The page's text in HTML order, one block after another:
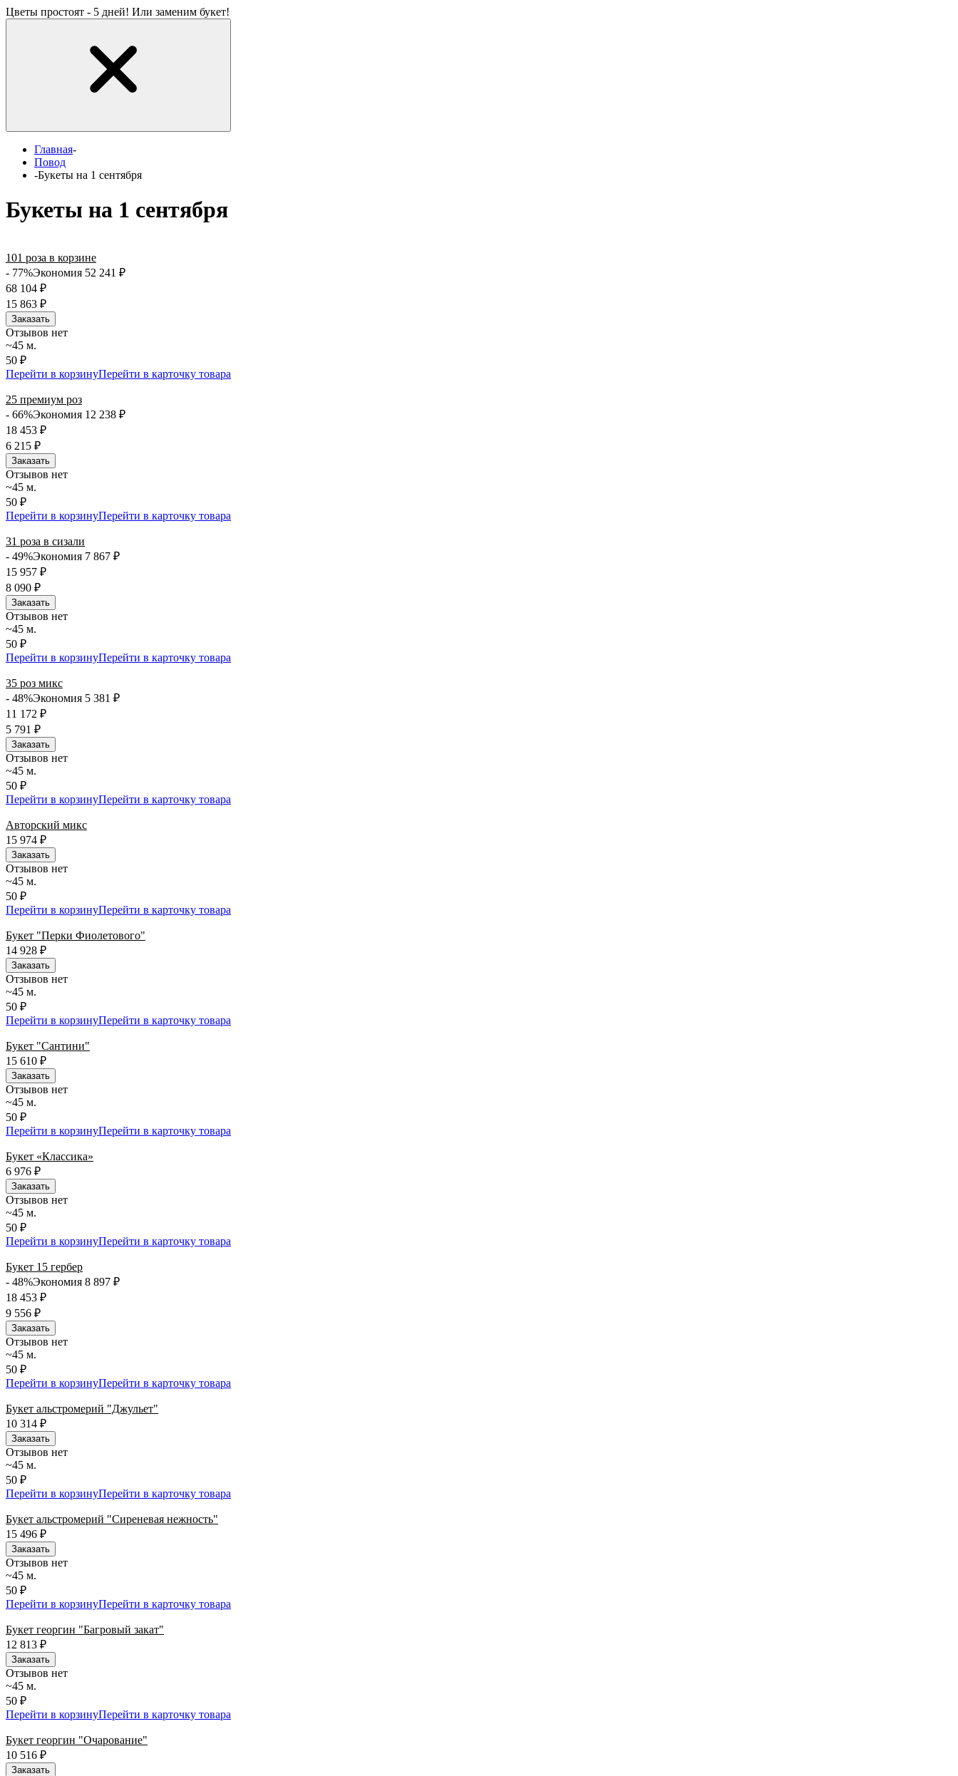
Цветы простоят - 5 дней! Или заменим букет!
Главная-
Повод
-Букеты на 1 сентября
Букеты на 1 сентября
101 роза в корзине
- 77%Экономия 52 241 ₽
68 104 ₽
15 863 ₽
Заказать
Отзывов нет
~45 м.
50 ₽
Перейти в корзинуПерейти в карточку товара
25 премиум роз
- 66%Экономия 12 238 ₽
18 453 ₽
6 215 ₽
Заказать
Отзывов нет
~45 м.
50 ₽
Перейти в корзинуПерейти в карточку товара
31 роза в сизали
- 49%Экономия 7 867 ₽
15 957 ₽
8 090 ₽
Заказать
Отзывов нет
~45 м.
50 ₽
Перейти в корзинуПерейти в карточку товара
35 роз микс
- 48%Экономия 5 381 ₽
11 172 ₽
5 791 ₽
Заказать
Отзывов нет
~45 м.
50 ₽
Перейти в корзинуПерейти в карточку товара
Авторский микс
15 974 ₽
Заказать
Отзывов нет
~45 м.
50 ₽
Перейти в корзинуПерейти в карточку товара
Букет "Перки Фиолетового"
14 928 ₽
Заказать
Отзывов нет
~45 м.
50 ₽
Перейти в корзинуПерейти в карточку товара
Букет "Сантини"
15 610 ₽
Заказать
Отзывов нет
~45 м.
50 ₽
Перейти в корзинуПерейти в карточку товара
Букет «Классика»
6 976 ₽
Заказать
Отзывов нет
~45 м.
50 ₽
Перейти в корзинуПерейти в карточку товара
Букет 15 гербер
- 48%Экономия 8 897 ₽
18 453 ₽
9 556 ₽
Заказать
Отзывов нет
~45 м.
50 ₽
Перейти в корзинуПерейти в карточку товара
Букет альстромерий "Джульет"
10 314 ₽
Заказать
Отзывов нет
~45 м.
50 ₽
Перейти в корзинуПерейти в карточку товара
Букет альстромерий "Сиреневая нежность"
15 496 ₽
Заказать
Отзывов нет
~45 м.
50 ₽
Перейти в корзинуПерейти в карточку товара
Букет георгин "Багровый закат"
12 813 ₽
Заказать
Отзывов нет
~45 м.
50 ₽
Перейти в корзинуПерейти в карточку товара
Букет георгин "Очарование"
10 516 ₽
Заказать